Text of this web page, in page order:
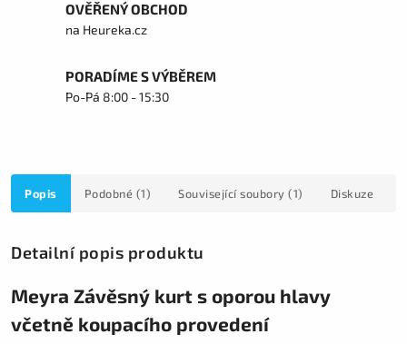
OVĚŘENÝ OBCHOD
na Heureka.cz
PORADÍME S VÝBĚREM
Po-Pá 8:00 - 15:30
Popis Podobné (1) Související soubory (1) Diskuze
Detailní popis produktu
Meyra Závěsný kurt s oporou hlavy
včetně koupacího provedení